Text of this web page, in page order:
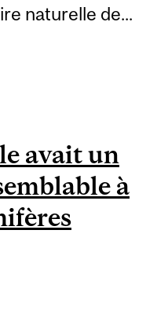
naturelle de...
DANS LA
D’UN
MUSÉE
avait un
à